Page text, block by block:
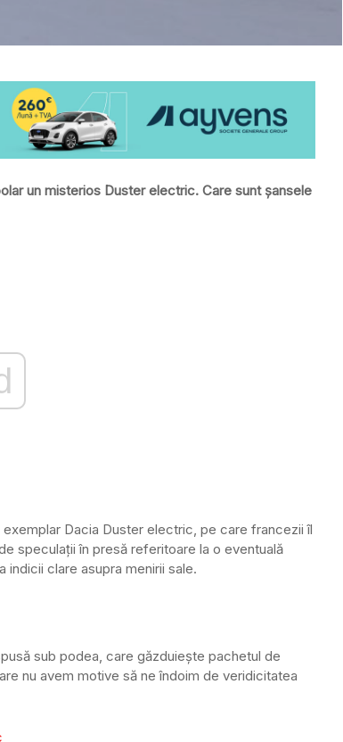
un misterios Duster electric. Care sunt șansele
Dacia Duster electric, pe care francezii îl
speculații în presă referitoare la o eventuală
clare asupra menirii sale.
sub podea, care găzduiește pachetul de
nu avem motive să ne îndoim de veridicitatea